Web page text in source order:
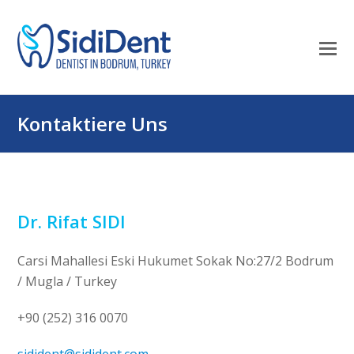
Kontaktiere Uns
Dr. Rifat SIDI
Carsi Mahallesi Eski Hukumet Sokak No:27/2 Bodrum
/ Mugla / Turkey
+90 (252) 316 0070